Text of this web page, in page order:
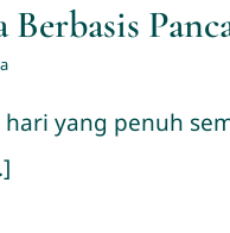
Berbasis
hari yang penuh